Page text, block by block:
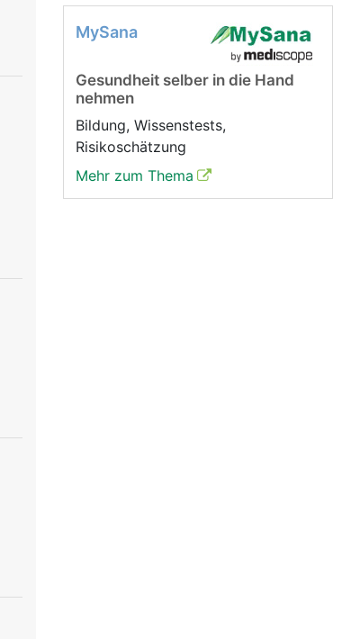
MySana
Gesundheit selber in die Hand
nehmen
Bildung, Wissenstests,
Risikoschätzung
Mehr zum Thema